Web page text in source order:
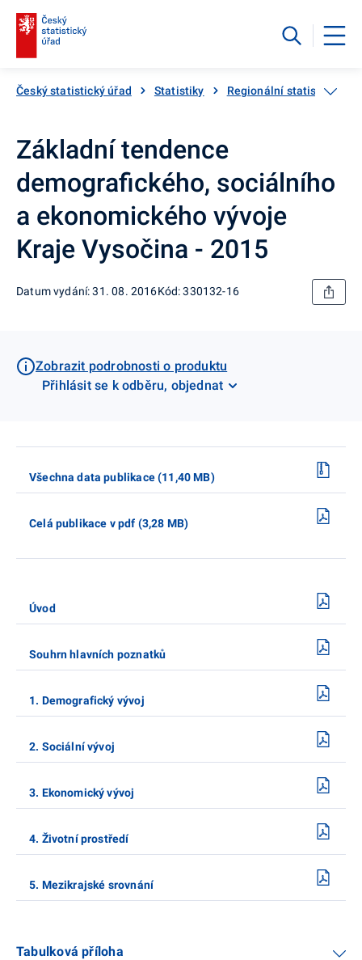
Český statistický úřad Statistiky Regionální statistiky
Základní tendence
demografického, sociálního
a ekonomického vývoje
Kraje Vysočina - 2015
Datum vydání: 31. 08. 2016Kód: 330132-16
Zobrazit podrobnosti o produktu
Přihlásit se k odběru, objednat
Všechna data publikace (11,40 MB)
Celá publikace v pdf (3,28 MB)
Úvod
Souhrn hlavních poznatků
1. Demografický vývoj
2. Sociální vývoj
3. Ekonomický vývoj
4. Životní prostředí
5. Mezikrajské srovnání
Tabulková příloha